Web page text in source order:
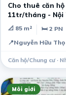
Cho thuê căn
11tr/tháng - Nội
📐 85 m² 🛏 2 PN
📍Nguyễn Hữu Thọ
Căn hộ/Chung cư ·
Môi giới